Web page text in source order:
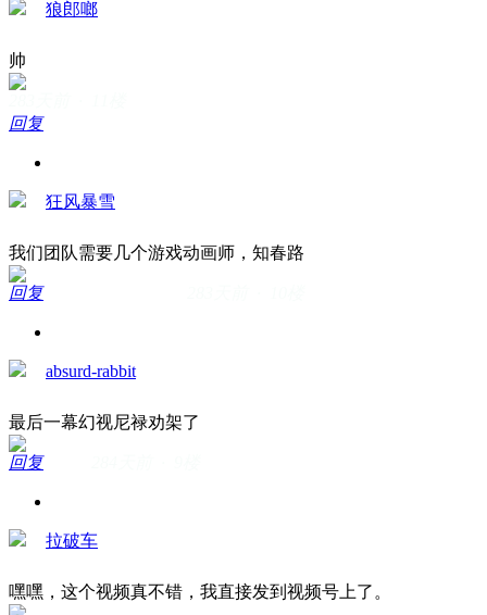
狼郎啷
帅
回复
狂风暴雪
我们团队需要几个游戏动画师，知春路
回复
absurd-rabbit
最后一幕幻视尼禄劝架了
回复
拉破车
嘿嘿，这个视频真不错，我直接发到视频号上了。